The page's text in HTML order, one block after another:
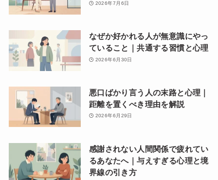
2026年7月6日
なぜか好かれる人が無意識にやっ
ていること｜共通する習慣と心理
2026年6月30日
悪口ばかり言う人の末路と心理｜
距離を置くべき理由を解説
2026年6月29日
感謝されない人間関係で疲れてい
るあなたへ｜与えすぎる心理と境
界線の引き方